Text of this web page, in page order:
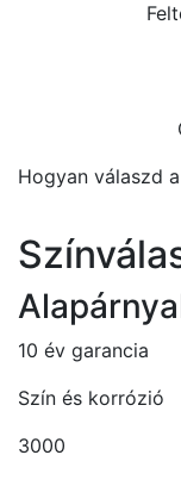
Hogyan válaszd
10 év garancia
Szín és korrózió
3000